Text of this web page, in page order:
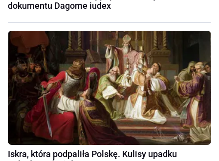
dokumentu Dagome iudex
Iskra, która podpaliła Polskę. Kulisy upadku